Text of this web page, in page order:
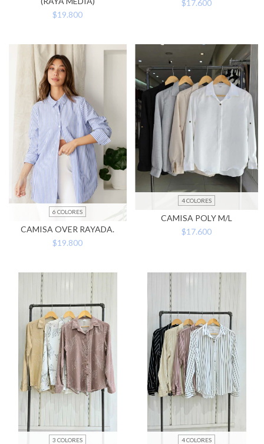
$19.800
$17.600
6 COLORES
CAMISA OVER RAYADA.
$19.800
4 COLORES
CAMISA POLY M/L
$17.600
3 COLORES 4 COLORES